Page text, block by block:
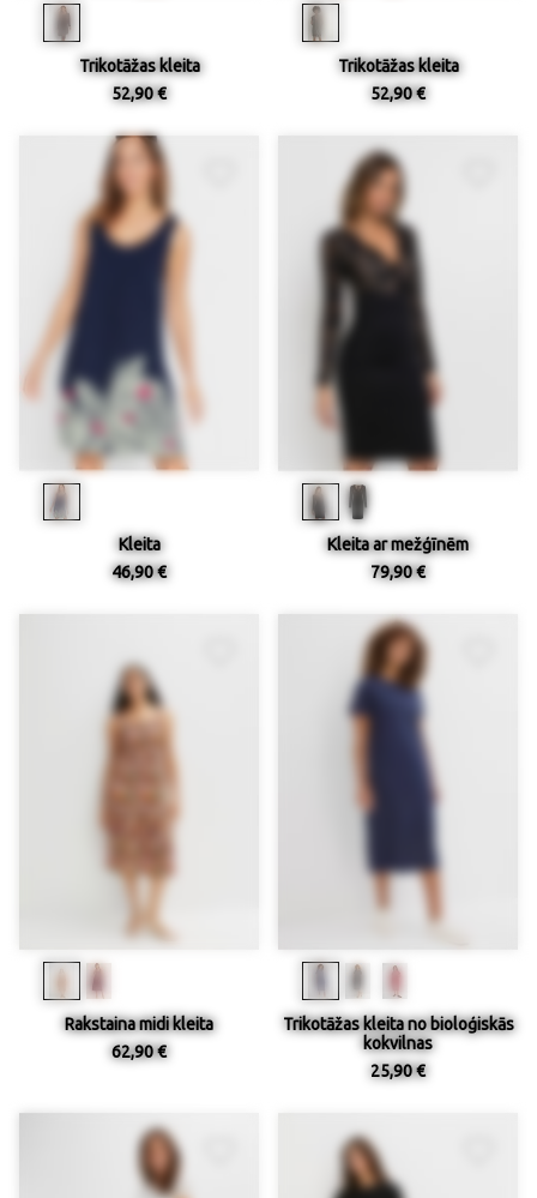
Trikotāžas kleita
52,90 €
Trikotāžas kleita
52,90 €
Kleita
46,90 €
Kleita ar mežģīnēm
79,90 €
Rakstaina midi kleita
62,90 €
Trikotāžas kleita no bioloģiskās
kokvilnas
25,90 €